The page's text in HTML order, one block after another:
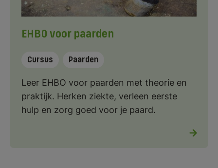
EHBO voor paarden
Cursus Paarden
Leer EHBO voor paarden met theorie en
praktijk. Herken ziekte, verleen eerste
hulp en zorg goed voor je paard.